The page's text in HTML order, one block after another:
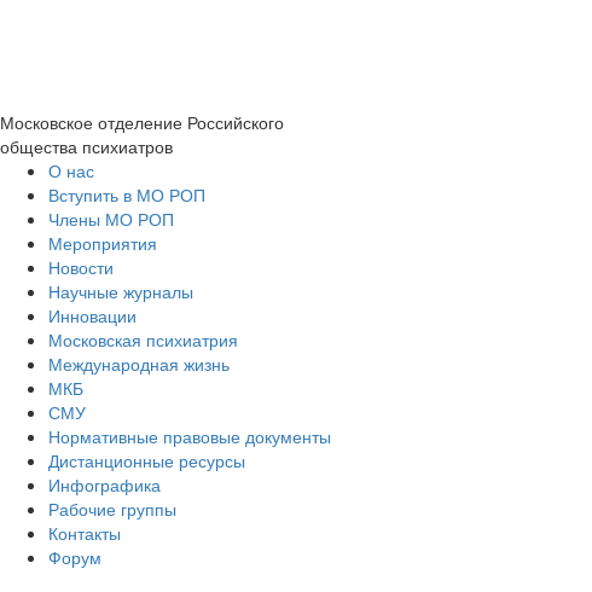
Московское отделение Российского
общества психиатров
О нас
Вступить в МО РОП
Члены МО РОП
Мероприятия
Новости
Научные журналы
Инновации
Московская психиатрия
Международная жизнь
МКБ
СМУ
Нормативные правовые документы
Дистанционные ресурсы
Инфографика
Рабочие группы
Контакты
Форум